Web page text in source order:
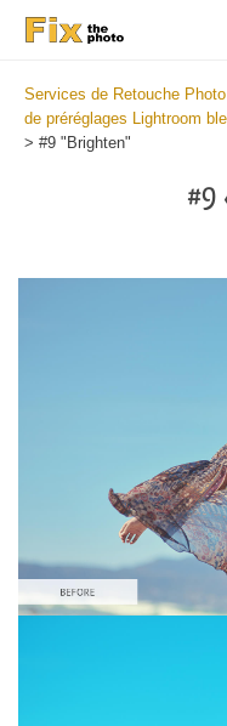
Services de Retouche Photo
de préréglages Lightroom
> #9 "Brighten"
#9